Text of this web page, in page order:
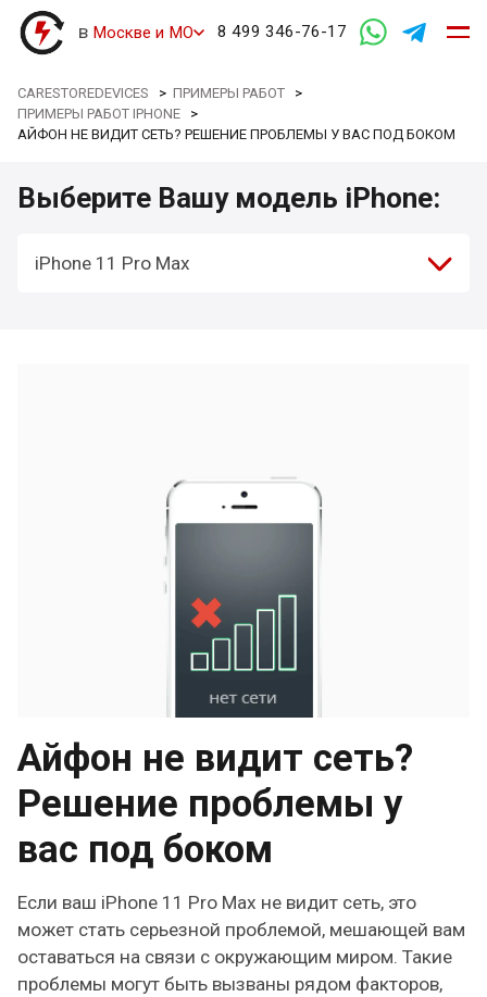
в Москве и МО 8 499 346-76-17
CARESTOREDEVICES >ПРИМЕРЫ РАБОТ >
ПРИМЕРЫ РАБОТ IPHONE >
АЙФОН НЕ ВИДИТ СЕТЬ? РЕШЕНИЕ ПРОБЛЕМЫ У ВАС ПОД БОКОМ
Выберите Вашу модель iPhone:
iPhone 11 Pro Max
Айфон не видит сеть?
Решение проблемы у
вас под боком
Если ваш iPhone 11 Pro Max не видит сеть, это
может стать серьезной проблемой, мешающей вам
оставаться на связи с окружающим миром. Такие
проблемы могут быть вызваны рядом факторов,